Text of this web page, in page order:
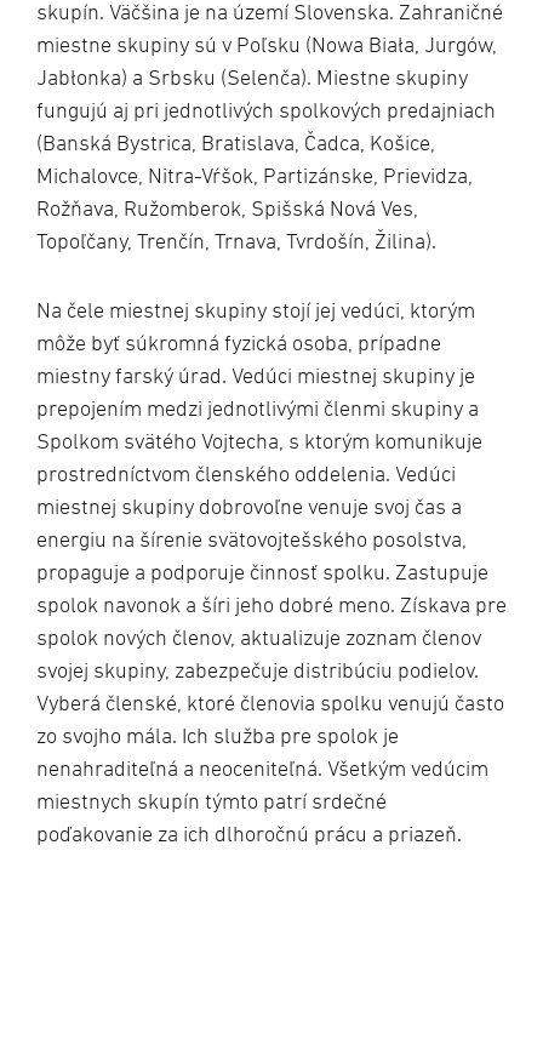
skupín. Väčšina je na území Slovenska. Zahraničné
miestne skupiny sú v Poľsku (Nowa Biała, Jurgów,
Jabłonka) a Srbsku (Selenča). Miestne skupiny
fungujú aj pri jednotlivých spolkových predajniach
(Banská Bystrica, Bratislava, Čadca, Košice,
Michalovce, Nitra-Vŕšok, Partizánske, Prievidza,
Rožňava, Ružomberok, Spišská Nová Ves,
Topoľčany, Trenčín, Trnava, Tvrdošín, Žilina).
Na čele miestnej skupiny stojí jej vedúci, ktorým
môže byť súkromná fyzická osoba, prípadne
miestny farský úrad. Vedúci miestnej skupiny je
prepojením medzi jednotlivými členmi skupiny a
Spolkom svätého Vojtecha, s ktorým komunikuje
prostredníctvom členského oddelenia. Vedúci
miestnej skupiny dobrovoľne venuje svoj čas a
energiu na šírenie svätovojtešského posolstva,
propaguje a podporuje činnosť spolku. Zastupuje
spolok navonok a šíri jeho dobré meno. Získava pre
spolok nových členov, aktualizuje zoznam členov
svojej skupiny, zabezpečuje distribúciu podielov.
Vyberá členské, ktoré členovia spolku venujú často
zo svojho mála. Ich služba pre spolok je
nenahraditeľná a neoceniteľná. Všetkým vedúcim
miestnych skupín týmto patrí srdečné
poďakovanie za ich dlhoročnú prácu a priazeň.